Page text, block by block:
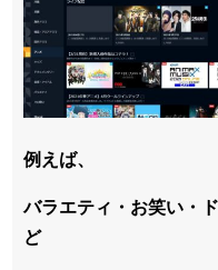
例えば、
バラエティ・お笑い・
ど